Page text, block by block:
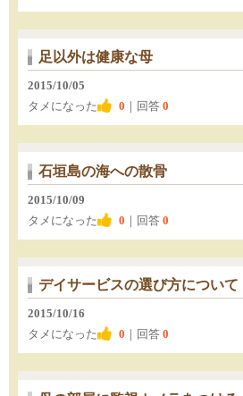
足以外は健康な母
2015/10/05
タメになった
0 ｜回答 0
石垣島の海への散骨
2015/10/09
タメになった
0 ｜回答 0
デイサービスの選び方について
2015/10/16
タメになった
0 ｜回答 0